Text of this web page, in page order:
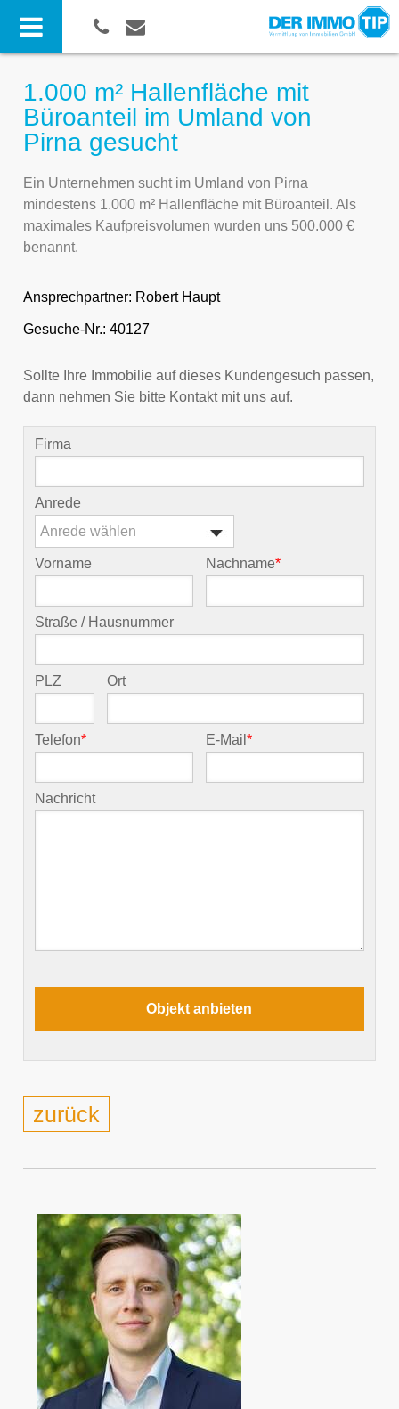
1.000 m² Hallenfläche mit
Büroanteil im Umland von
Pirna gesucht
Ein Unternehmen sucht im Umland von Pirna
mindestens 1.000 m² Hallenfläche mit Büroanteil. Als
maximales Kaufpreisvolumen wurden uns 500.000 €
benannt.
Ansprechpartner: Robert Haupt
Gesuche-Nr.: 40127
Sollte Ihre Immobilie auf dieses Kundengesuch passen,
dann nehmen Sie bitte Kontakt mit uns auf.
Firma
Anrede
Anrede wählen
Vorname Nachname*
Straße / Hausnummer
PLZ Ort
Telefon* E-Mail*
Nachricht
zurück